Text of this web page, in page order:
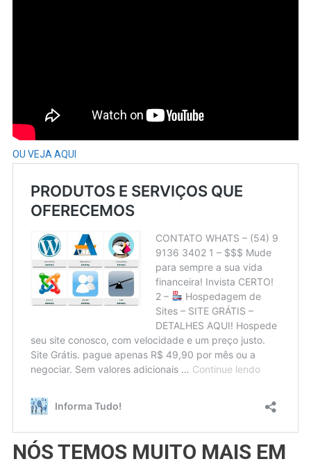
OU VEJA AQUI
NÓS TEMOS MUITO MAIS EM